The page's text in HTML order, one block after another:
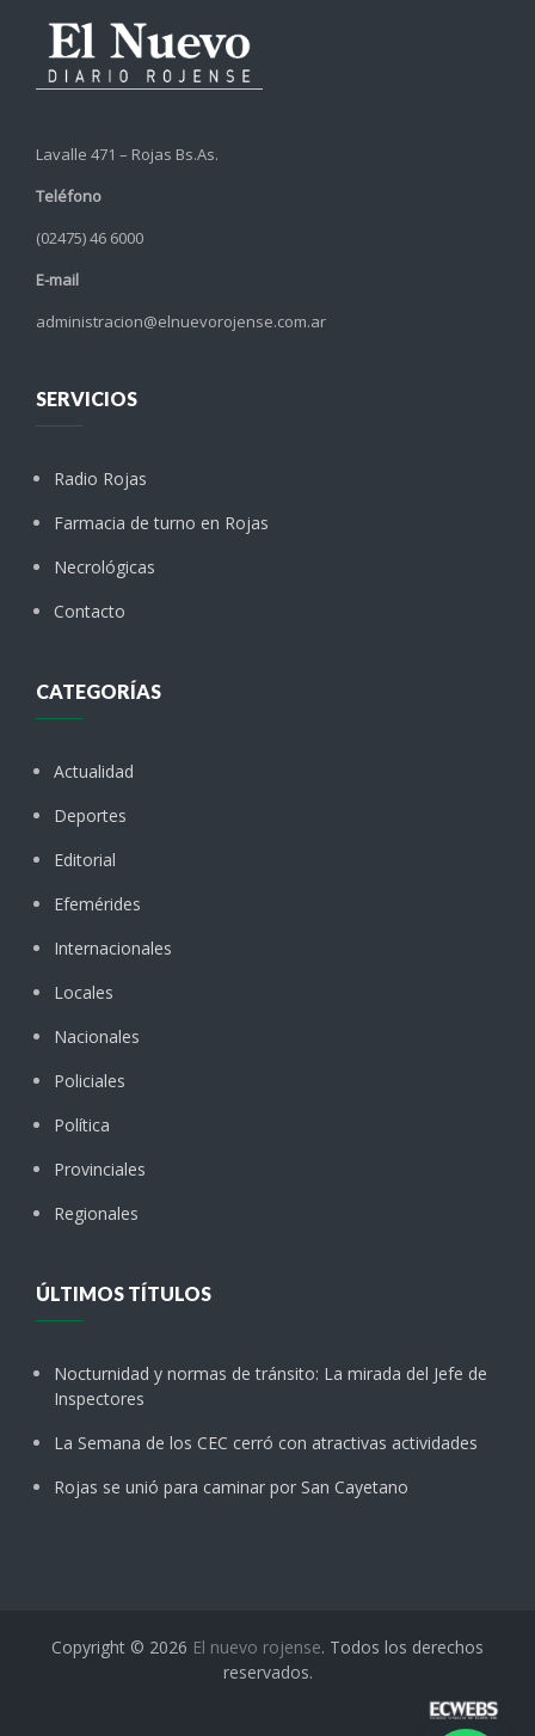
Lavalle 471 – Rojas Bs.As.
Teléfono
(02475) 46 6000
E-mail
administracion@elnuevorojense.com.ar
SERVICIOS
Radio Rojas
Farmacia de turno en Rojas
Necrológicas
Contacto
CATEGORÍAS
Actualidad
Deportes
Editorial
Efemérides
Internacionales
Locales
Nacionales
Policiales
Política
Provinciales
Regionales
ÚLTIMOS TÍTULOS
Nocturnidad y normas de tránsito: La mirada del Jefe de
Inspectores
La Semana de los CEC cerró con atractivas actividades
Rojas se unió para caminar por San Cayetano
Copyright © 2026 El nuevo rojense. Todos los derechos
reservados.